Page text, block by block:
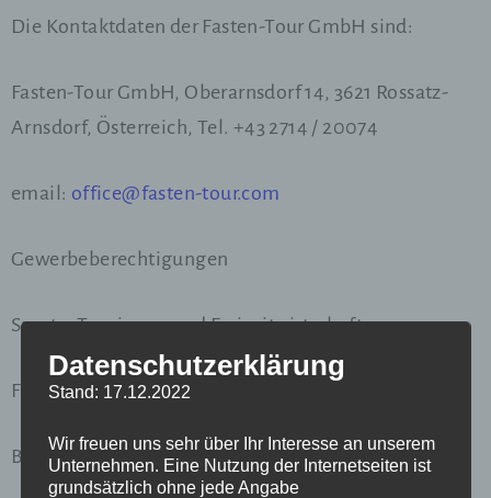
Die Kontaktdaten der Fasten-Tour GmbH sind:
Fasten-Tour GmbH, Oberarnsdorf 14, 3621 Rossatz-
Arnsdorf, Österreich, Tel. +43 2714 / 20074
email: office@fasten-tour.com
Gewerbeberechtigungen
Sparte: Tourismus und Freizeitwirtschaft
Fachgruppe: Fachgruppe Reisebüros
Berufszweig: Reisebüros
Datenschutzerklärung
Stand: 17.12.2022
Wir freuen uns sehr über Ihr Interesse an unserem
Unternehmen. Eine Nutzung der Internetseiten ist
grundsätzlich ohne jede Angabe